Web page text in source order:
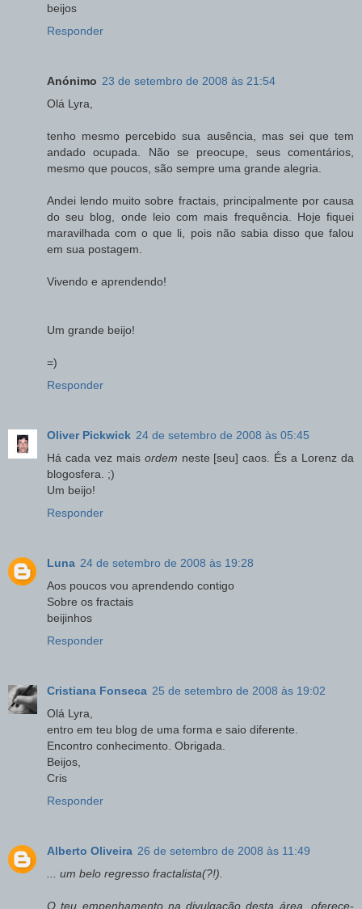
beijos
Responder
Anónimo 23 de setembro de 2008 às 21:54
Olá Lyra,
tenho mesmo percebido sua ausência, mas sei que tem
andado ocupada. Não se preocupe, seus comentários,
mesmo que poucos, são sempre uma grande alegria.
Andei lendo muito sobre fractais, principalmente por causa
do seu blog, onde leio com mais frequência. Hoje fiquei
maravilhada com o que li, pois não sabia disso que falou
em sua postagem.
Vivendo e aprendendo!
Um grande beijo!
=)
Responder
Oliver Pickwick 24 de setembro de 2008 às 05:45
Há cada vez mais ordem neste [seu] caos. És a Lorenz da
blogosfera. ;)
Um beijo!
Responder
Luna 24 de setembro de 2008 às 19:28
Aos poucos vou aprendendo contigo
Sobre os fractais
beijinhos
Responder
Cristiana Fonseca 25 de setembro de 2008 às 19:02
Olá Lyra,
entro em teu blog de uma forma e saio diferente.
Encontro conhecimento. Obrigada.
Beijos,
Cris
Responder
Alberto Oliveira 26 de setembro de 2008 às 11:49
... um belo regresso fractalista(?!).
O teu empenhamento na divulgação desta área, oferece-